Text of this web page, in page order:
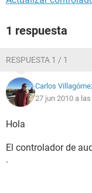
1 respuesta
RESPUESTA 1 / 1
Carlos
27 jun 2010 a
Hola
El controlador de
.